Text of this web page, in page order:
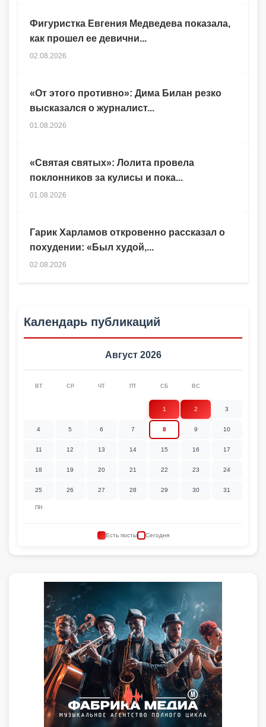
Гарик Харламов откровенно рассказал о
похудении: «Был худой,...
02.08.2026
Фигуристка Евгения Медведева показала,
как прошел ее девични...
02.08.2026
«От этого противно»: Дима Билан резко
высказался о журналист...
01.08.2026
«Святая святых»: Лолита провела
поклонников за кулисы и пока...
01.08.2026
Календарь публикаций
Август 2026
ПН
ВТ СР ЧТ ПТ СБ ВС
1 2 3
4 5 6 7 8 9 10
11 12 13 14 15 16 17
18 19 20 21 22 23 24
25 26 27 28 29 30 31
Есть посты Сегодня